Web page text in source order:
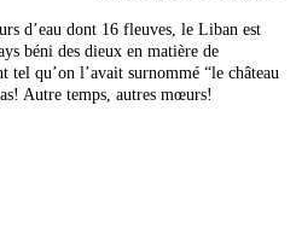
d’eau dont 16 fleuves, le Liban est
béni des dieux en matière de
tel qu’on l’avait surnommé “le château
Autre temps, autres mœurs!